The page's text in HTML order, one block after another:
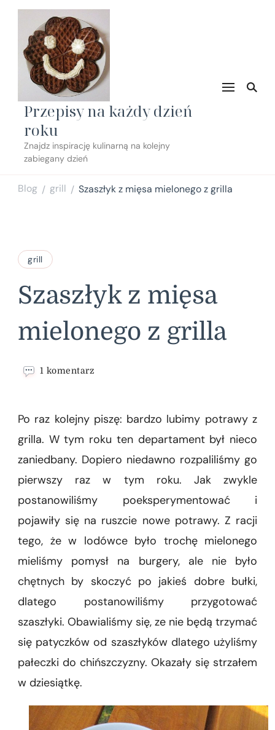
Przepisy na każdy dzień
roku
Znajdz inspirację kulinarną na kolejny
zabiegany dzień
Blog / grill / Szaszłyk z mięsa mielonego z grilla
grill
Szaszłyk z mięsa
mielonego z grilla
1 komentarz
mielonego
z
Po raz kolejny piszę: bardzo lubimy potrawy z
grilla. W tym roku ten departament był nieco
zaniedbany. Dopiero niedawno rozpaliliśmy go
pierwszy raz w tym roku. Jak zwykle
postanowiliśmy poeksperymentować i
pojawiły się na ruszcie nowe potrawy. Z racji
tego, że w lodówce było trochę mielonego
mieliśmy pomysł na burgery, ale nie było
chętnych by skoczyć po jakieś dobre bułki,
dlatego postanowiliśmy przygotować
szaszłyki. Obawialiśmy się, ze nie będą trzymać
się patyczków od szaszłyków dlatego użyliśmy
pałeczki do chińszczyzny. Okazały się strzałem
w dziesiątkę.